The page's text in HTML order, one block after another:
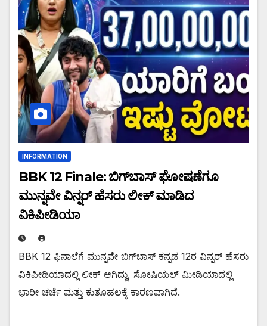
INFORMATION
BBK 12 Finale: ಬಿಗ್‌ಬಾಸ್‌ ಘೋಷಣೆಗೂ
ಮುನ್ನವೇ ವಿನ್ನರ್ ಹೆಸರು ಲೀಕ್ ಮಾಡಿದ
ವಿಕಿಪೀಡಿಯಾ
BBK 12 ಫಿನಾಲೆಗೆ ಮುನ್ನವೇ ಬಿಗ್‌ಬಾಸ್ ಕನ್ನಡ 12ರ ವಿನ್ನರ್ ಹೆಸರು
ವಿಕಿಪೀಡಿಯಾದಲ್ಲಿ ಲೀಕ್ ಆಗಿದ್ದು, ಸೋಷಿಯಲ್ ಮೀಡಿಯಾದಲ್ಲಿ
ಭಾರೀ ಚರ್ಚೆ ಮತ್ತು ಕುತೂಹಲಕ್ಕೆ ಕಾರಣವಾಗಿದೆ.